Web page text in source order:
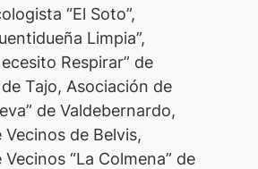
“El Soto”,
Limpia”,
Respirar” de
Tajo, Asociación de
de Valdebernardo,
de Belvis,
“La Colmena” de